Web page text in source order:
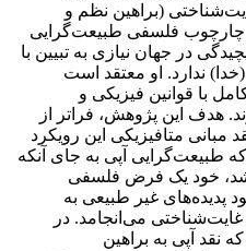
(براهین نظم و
چارچوب فلسفی طبیعت‌گرایی
در جهان نیازی به تبیین با
ندارد. او معتقد است
با قوانین فیزیکی و
هدف این پژوهش، فراتر از
مبانی متافیزیکی این رویکرد
طبیعت‌گرایی آپی به جای آنکه
خود یک فرض فلسفی
پدیده‌های غیر طبیعی به
می‌انجامد. در
نقد آپی به براهین